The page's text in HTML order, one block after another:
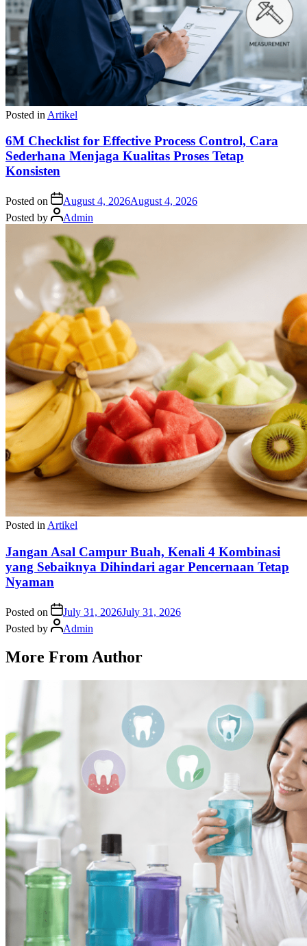
Posted in Artikel
6M Checklist for Effective Process Control, Cara
Sederhana Menjaga Kualitas Proses Tetap
Konsisten
Posted on August 4, 2026August 4, 2026
Posted by
Admin
Posted in Artikel
Jangan Asal Campur Buah, Kenali 4 Kombinasi
yang Sebaiknya Dihindari agar Pencernaan Tetap
Nyaman
Posted on July 31, 2026July 31, 2026
Posted by
Admin
More From Author